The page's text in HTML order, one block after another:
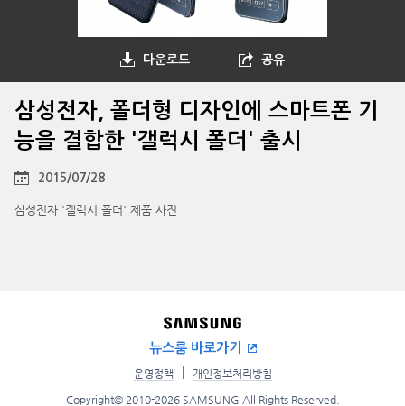
다운로드 공유
삼성전자, 폴더형 디자인에 스마트폰 기
능을 결합한 '갤럭시 폴더' 출시
2015/07/28
삼성전자 '갤럭시 폴더' 제품 사진
뉴스룸 바로가기
운영정책 개인정보처리방침
Copyright© 2010-2026 SAMSUNG All Rights Reserved.